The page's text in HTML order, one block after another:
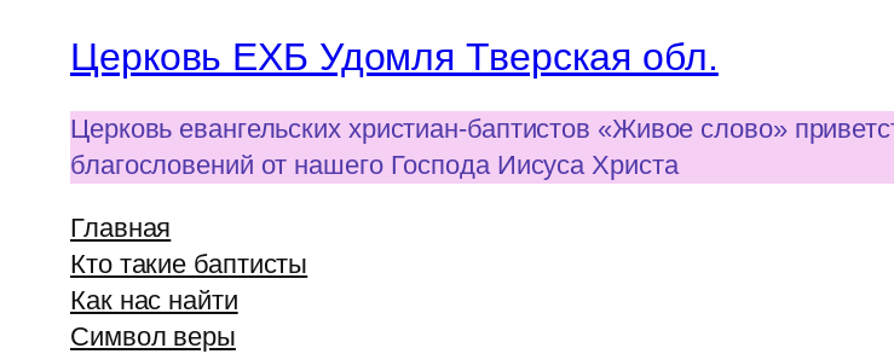
Церковь ЕХБ Удомля Тверская обл.
Церковь евангельских христиан-баптистов «Живое слово»
благословений от нашего Господа Иисуса Христа
Главная
Кто такие баптисты
Как нас найти
Символ веры